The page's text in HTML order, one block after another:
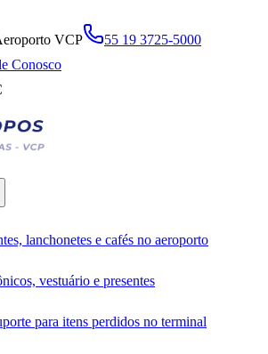
VCP
55 19 3725-5000
Conosco
lanchonetes e cafés no aeroporto
vestuário e presentes
para itens perdidos no terminal